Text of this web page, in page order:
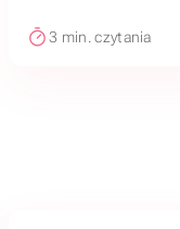
3 min. czytania